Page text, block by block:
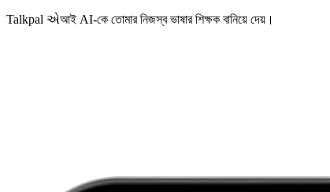
Talkpal એআই AI-কে তোমার নিজস্ব ভাষার শিক্ষক বানিয়ে দেয়।